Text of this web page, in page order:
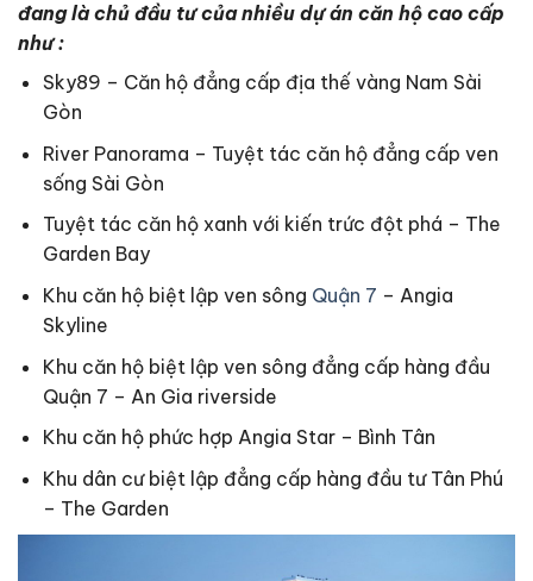
đang là chủ đầu tư của nhiều dự án căn hộ cao cấp
như :
Sky89 – Căn hộ đẳng cấp địa thế vàng Nam Sài
Gòn
River Panorama – Tuyệt tác căn hộ đẳng cấp ven
sống Sài Gòn
Tuyệt tác căn hộ xanh với kiến trức đột phá – The
Garden Bay
Khu căn hộ biệt lập ven sông Quận 7 – Angia
Skyline
Khu căn hộ biệt lập ven sông đẳng cấp hàng đầu
Quận 7 – An Gia riverside
Khu căn hộ phức hợp Angia Star – Bình Tân
Khu dân cư biệt lập đẳng cấp hàng đầu tư Tân Phú
– The Garden